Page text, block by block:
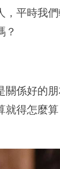
平時我
？
係好的
得怎麼